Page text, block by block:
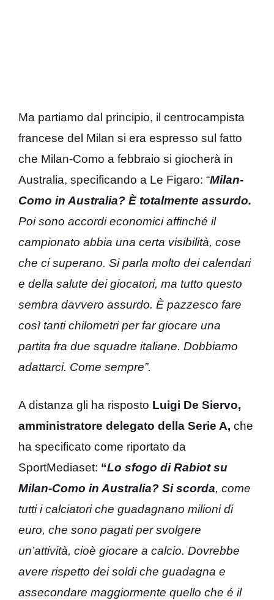
Ma partiamo dal principio, il centrocampista
francese del Milan si era espresso sul fatto
che Milan-Como a febbraio si giocherà in
Australia, specificando a Le Figaro: “Milan-
Como in Australia? È totalmente assurdo.
Poi sono accordi economici affinché il
campionato abbia una certa visibilità, cose
che ci superano. Si parla molto dei calendari
e della salute dei giocatori, ma tutto questo
sembra davvero assurdo. È pazzesco fare
così tanti chilometri per far giocare una
partita fra due squadre italiane. Dobbiamo
adattarci. Come sempre”.
A distanza gli ha risposto Luigi De Siervo,
amministratore delegato della Serie A, che
ha specificato come riportato da
SportMediaset: “Lo sfogo di Rabiot su
Milan-Como in Australia? Si scorda, come
tutti i calciatori che guadagnano milioni di
euro, che sono pagati per svolgere
un’attività, cioè giocare a calcio. Dovrebbe
avere rispetto dei soldi che guadagna e
assecondare maggiormente quello che é il